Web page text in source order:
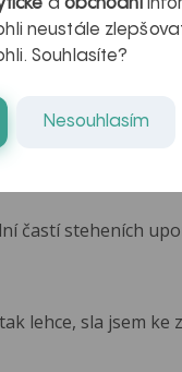
častí steheních
lehce, sla jsem ke
a obchodní
neustále
Souhlasíte?
Nesouhlasím